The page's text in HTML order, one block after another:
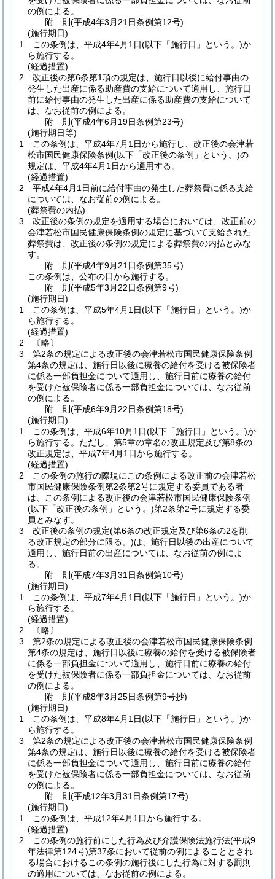
の例による。
附 則(平成4年3月21日条例第12号)
(施行期日)
1
この条例は、平成4年4月1日(以下「施行日」という。)か
ら施行する。
(経過措置)
2
改正後の第6条第1項の規定は、施行日以後に給付事由の
発生した出産に係る助産費の支給について適用し、施行日
前に給付事由の発生した出産に係る助産費の支給について
は、なお従前の例による。
附 則(平成4年6月19日条例第23号)
(施行期日等)
1
この条例は、平成4年7月1日から施行し、改正後の会津若
松市国民健康保険条例(以下「改正後の条例」という。)の
規定は、平成4年4月1日から適用する。
(経過措置)
2
平成4年4月1日前に給付事由の発生した葬祭費に係る支給
については、なお従前の例による。
(葬祭費の内払)
3
改正後の条例の規定を適用する場合においては、改正前の
会津若松市国民健康保険条例の規定に基づいて支給された
葬祭費は、改正後の条例の規定による葬祭費の内払とみな
す。
附 則(平成4年9月21日条例第35号)
この条例は、公布の日から施行する。
附 則(平成5年3月22日条例第9号)
(施行期日)
1
この条例は、平成5年4月1日(以下「施行日」という。)か
ら施行する。
(経過措置)
2
〔略〕
3
第2条の規定による改正後の会津若松市国民健康保険条例
第4条の規定は、施行日以後に療養の給付を受ける被保険者
に係る一部負担金について適用し、施行日前に療養の給付
を受けた被保険者に係る一部負担金については、なお従前
の例による。
附 則(平成6年9月22日条例第18号)
(施行期日)
1
この条例は、平成6年10月1日(以下「施行日」という。)か
ら施行する。 ただし、第5章の章名の改正規定及び第8条の
改正規定は、平成7年4月1日から施行する。
(経過措置)
2
この条例の施行の際現にこの条例による改正前の会津若松
市国民健康保険条例第2条第2号に規定する委員である者
は、この条例による改正後の会津若松市国民健康保険条例
(以下「改正後の条例」という。)第2条第2号に規定する委
員とみなす。
3
改正後の条例の規定(第6条の改正規定及び第6条の2を削
る改正規定の部分に限る。)は、施行日以後の出産について
適用し、施行日前の出産については、なお従前の例によ
る。
附 則(平成7年3月31日条例第10号)
(施行期日)
1
この条例は、平成7年4月1日(以下「施行日」という。)か
ら施行する。
(経過措置)
2
〔略〕
3
第2条の規定による改正後の会津若松市国民健康保険条例
第4条の規定は、施行日以後に療養の給付を受ける被保険者
に係る一部負担金について適用し、施行日前に療養の給付
を受けた被保険者に係る一部負担金については、なお従前
の例による。
附 則(平成8年3月25日条例第9号抄)
(施行期日)
1
この条例は、平成8年4月1日(以下「施行日」という。)か
ら施行する。
3
第2条の規定による改正後の会津若松市国民健康保険条例
第4条の規定は、施行日以後に療養の給付を受ける被保険者
に係る一部負担金について適用し、施行日前に療養の給付
を受けた被保険者に係る一部負担金については、なお従前
の例による。
附 則(平成12年3月31日条例第17号)
(施行期日)
1
この条例は、平成12年4月1日から施行する。
(経過措置)
2
この条例の施行前にした行為及び介護保険法施行法(平成9
年法律第124号)第37条において従前の例によることとされ
る場合におけるこの条例の施行後にした行為に対する罰則
の適用については、なお従前の例による。